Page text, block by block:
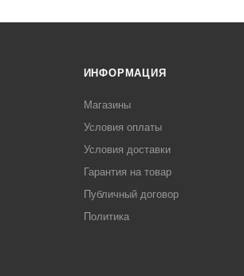
ИНФОРМАЦИЯ
Магазины
Условия оплаты
Условия доставки
Гарантия на товар
Публичный договор
Политика